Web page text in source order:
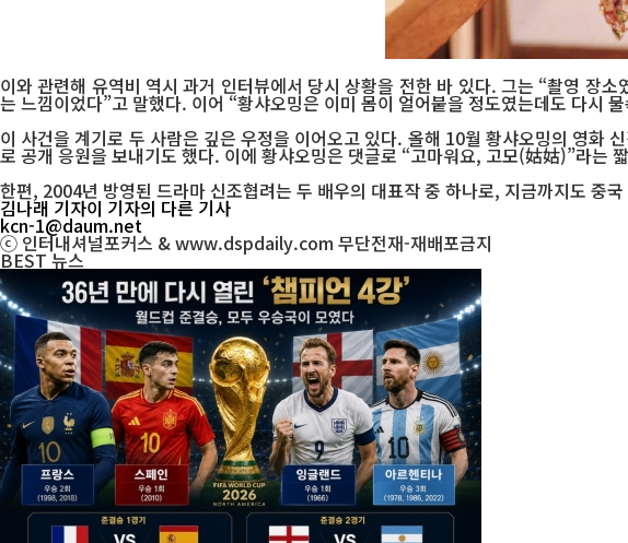
이와 관련해 유역비 역시 과거 인터뷰에서 당시 상황을 전한 바 있다. 그는 “촬영 장
는 느낌이었다”고 말했다. 이어 “황샤오밍은 이미 몸이 얼어붙을 정도였는데도 다시
이 사건을 계기로 두 사람은 깊은 우정을 이어오고 있다. 올해 10월 황샤오밍의 영화
로 공개 응원을 보내기도 했다. 이에 황샤오밍은 댓글로 “고마워요, 고모(姑姑)”라는
한편, 2004년 방영된 드라마 신조협려는 두 배우의 대표작 중 하나로, 지금까지도 중
김나래 기자이 기자의 다른 기사
kcn-1@daum.net
ⓒ 인터내셔널포커스 & www.dspdaily.com 무단전재-재배포금지
BEST뉴스